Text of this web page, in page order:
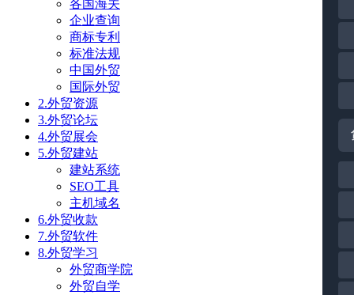
各国海关
企业查询
商标专利
标准法规
中国外贸
国际外贸
2.外贸资源
3.外贸论坛
4.外贸展会
5.外贸建站
建站系统
SEO工具
主机域名
6.外贸收款
7.外贸软件
8.外贸学习
外贸商学院
外贸自学